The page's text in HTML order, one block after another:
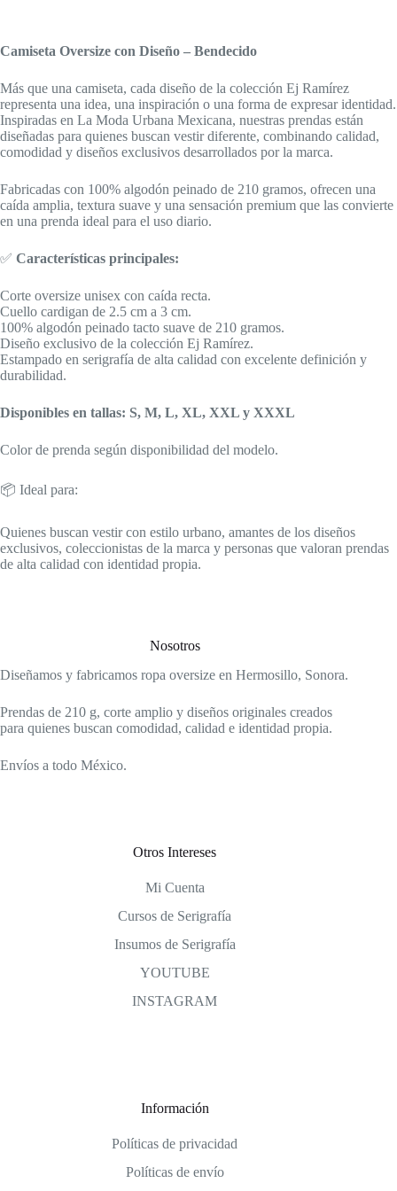
Camiseta Oversize con Diseño – Bendecido
Más que una camiseta, cada diseño de la colección Ej Ramírez
representa una idea, una inspiración o una forma de expresar identidad.
Inspiradas en La Moda Urbana Mexicana, nuestras prendas están
diseñadas para quienes buscan vestir diferente, combinando calidad,
comodidad y diseños exclusivos desarrollados por la marca.
Fabricadas con 100% algodón peinado de 210 gramos, ofrecen una
caída amplia, textura suave y una sensación premium que las convierte
en una prenda ideal para el uso diario.
✅ Características principales:
Corte oversize unisex con caída recta.
Cuello cardigan de 2.5 cm a 3 cm.
100% algodón peinado tacto suave de 210 gramos.
Diseño exclusivo de la colección Ej Ramírez.
Estampado en serigrafía de alta calidad con excelente definición y
durabilidad.
Disponibles en tallas: S, M, L, XL, XXL y XXXL
Color de prenda según disponibilidad del modelo.
📦 Ideal para:
Quienes buscan vestir con estilo urbano, amantes de los diseños
exclusivos, coleccionistas de la marca y personas que valoran prendas
de alta calidad con identidad propia.
Nosotros
Diseñamos y fabricamos ropa oversize en Hermosillo, Sonora.
Prendas de 210 g, corte amplio y diseños originales creados
para quienes buscan comodidad, calidad e identidad propia.
Envíos a todo México.
Otros Intereses
Mi Cuenta
Cursos de Serigrafía
Insumos de Serigrafía
YOUTUBE
INSTAGRAM
Información
Políticas de privacidad
Políticas de envío